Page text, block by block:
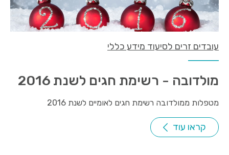
עובדים זרים לסיעוד מידע כללי
מולדובה - רשימת חגים לשנת 2016
מטפלות ממולדובה רשימת חגים לאומיים לשנת 2016
קראו עוד